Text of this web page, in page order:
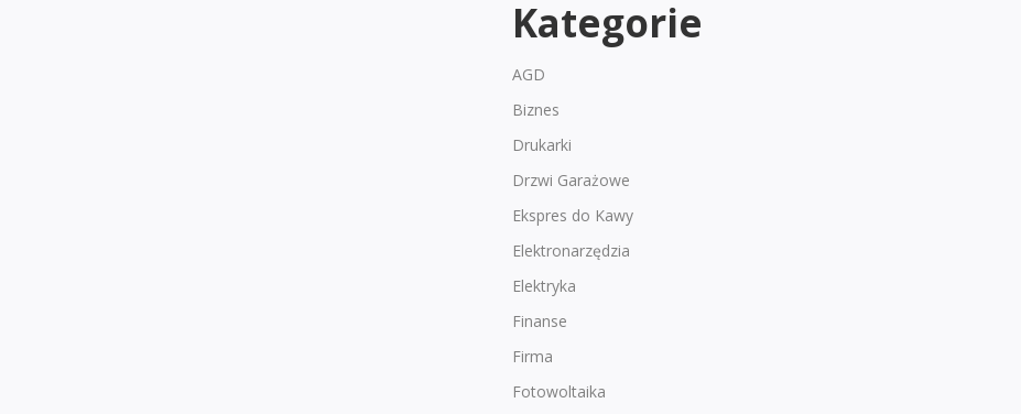
Kategorie
AGD
Biznes
Drukarki
Drzwi Garażowe
Ekspres do Kawy
Elektronarzędzia
Elektryka
Finanse
Firma
Fotowoltaika